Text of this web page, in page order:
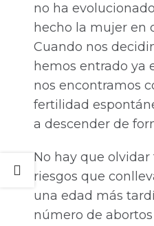
no ha
hecho la mujer en
Cuando nos
hemos entrado ya
nos encontramos
fertilidad
a descender de
No hay que
riesgos que
una edad más
número de